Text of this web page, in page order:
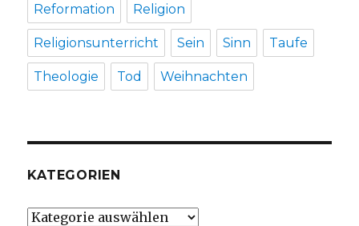
Reformation Religion
Religionsunterricht Sein Sinn Taufe
Theologie Tod Weihnachten
KATEGORIEN
Kategorien